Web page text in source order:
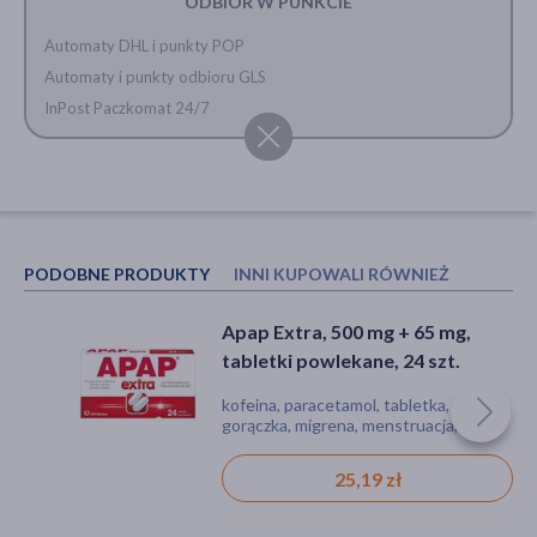
Automaty DHL i punkty POP
Automaty i punkty odbioru GLS
InPost Paczkomat 24/7
PODOBNE PRODUKTY INNI KUPOWALI RÓWNIEŻ
Apap Extra, 500 mg + 65 mg,
tabletki powlekane, 24 szt.
kofeina, paracetamol, tabletka, ból,
gorączka, migrena, menstruacja,
25,19 zł
Apap intense, 200 mg + 500 mg,
tabletki powlekane, 10 szt.
ibuprofen, paracetamol, tabletka, ból,
gorączka, migrena
14,49 zł